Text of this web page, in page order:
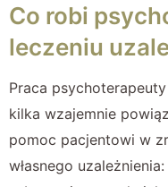
Co robi
leczeniu
Praca
kilka wzajemnie
pomoc pacjentowi w
własnego